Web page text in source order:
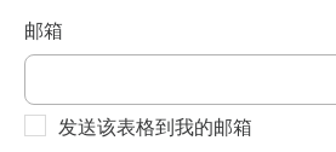
邮箱
发送该表格到我的邮箱